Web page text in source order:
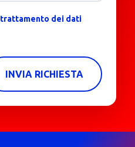
trattamento dei dati
INVIA RICHIESTA